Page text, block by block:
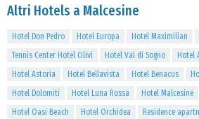
Altri Hotels a Malcesine
Hotel Don Pedro Hotel Europa Hotel Maximilian
Tennis Center Hotel Olivi
Hotel Val di Sogno Hotel
Hotel Astoria
Hotel Bellavista Hotel Benacus
Hotel Dolomiti
Hotel Luna Rossa Hotel Malcesine
Hotel Oasi Beach
Hotel Orchidea
Residence